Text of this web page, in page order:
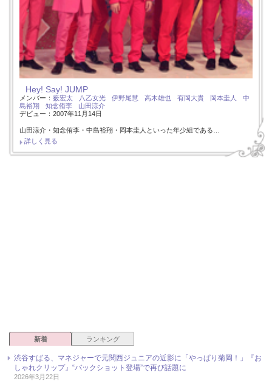
Hey! Say! JUMP
メンバー： 薮宏太 八乙女光 伊野尾慧 高木雄也 有岡大貴 岡本圭人
中
島裕翔
知念侑李
山田涼介
デビュー：2007年11月14日
山田涼介・知念侑李・中島裕翔・岡本圭人といった年少組である…
詳しく見る
新着 ランキング
渋谷すばる、マネジャーで元関西ジュニアの近影に「やっぱり菊岡！」『お
しゃれクリップ』“バックショット登場”で再び話題に
2026年3月22日